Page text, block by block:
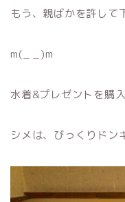
もう、親ばかを許して
m(_ _)m
水着&プレゼントを購
シメは、びっくりドン